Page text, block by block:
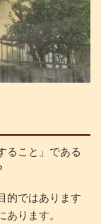
ること」である
的ではあります
ります。